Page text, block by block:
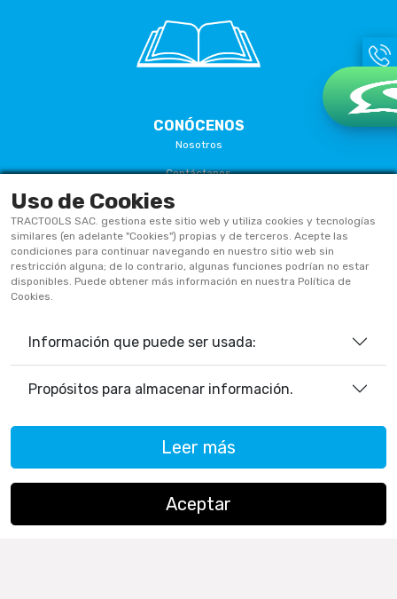
CONÓCENOS
Nosotros
Contáctanos
Términos Y Condiciones
Políticas De Privacidad
Políticas De Cookies
Preguntas Frecuentes
933906515
Horario de Atención:
/ 2:00 p.m. a 5:30 p.m.
Sábados: 9:00 a.m. a 12:30 p.m.
Uso de Cookies
TRACTOOLS SAC. gestiona este sitio web y utiliza cookies y tecnologías
similares (en adelante "Cookies") propias y de terceros. Acepte las
condiciones para continuar navegando en nuestro sitio web sin
restricción alguna; de lo contrario, algunas funciones podrían no estar
disponibles. Puede obtener más información en nuestra Política de
Cookies.
Información que puede ser usada:
Propósitos para almacenar información.
Leer más
Aceptar